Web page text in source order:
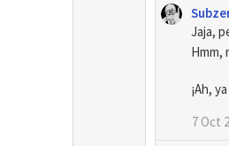
o
n
e
s
Jaja,
Hmm,
¡Ah,
7 Oct